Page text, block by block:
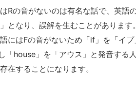
Rの音がないのは有名な話で、英
となり、誤解を生むことがあります。
にはFの音がないため「if」を「イ
「house」を「アウス」と発音する
在することになります。